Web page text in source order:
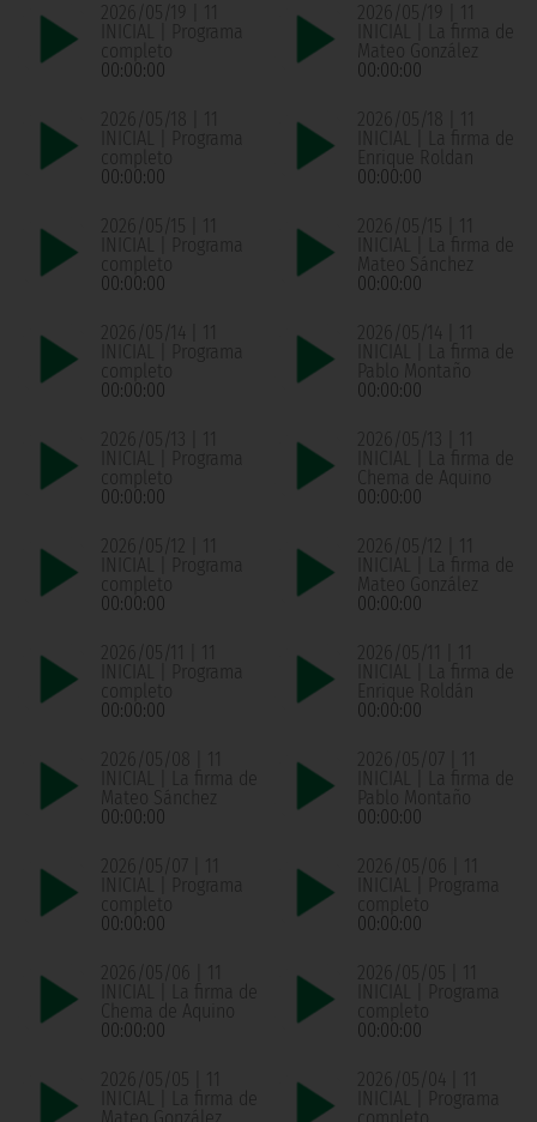
2026/05/19 | 11
INICIAL | Programa
completo
00:00:00
2026/05/19 | 11
INICIAL | La firma de
Mateo González
00:00:00
2026/05/18 | 11
INICIAL | Programa
completo
00:00:00
2026/05/18 | 11
INICIAL | La firma de
Enrique Roldan
00:00:00
2026/05/15 | 11
INICIAL | Programa
completo
00:00:00
2026/05/15 | 11
INICIAL | La firma de
Mateo Sánchez
00:00:00
2026/05/14 | 11
INICIAL | Programa
completo
00:00:00
2026/05/14 | 11
INICIAL | La firma de
Pablo Montaño
00:00:00
2026/05/13 | 11
INICIAL | Programa
completo
00:00:00
2026/05/13 | 11
INICIAL | La firma de
Chema de Aquino
00:00:00
2026/05/12 | 11
INICIAL | Programa
completo
00:00:00
2026/05/12 | 11
INICIAL | La firma de
Mateo González
00:00:00
2026/05/11 | 11
INICIAL | Programa
completo
00:00:00
2026/05/11 | 11
INICIAL | La firma de
Enrique Roldán
00:00:00
2026/05/08 | 11
INICIAL | La firma de
Mateo Sánchez
00:00:00
2026/05/07 | 11
INICIAL | La firma de
Pablo Montaño
00:00:00
2026/05/07 | 11
INICIAL | Programa
completo
00:00:00
2026/05/06 | 11
INICIAL | Programa
completo
00:00:00
2026/05/06 | 11
INICIAL | La firma de
Chema de Aquino
00:00:00
2026/05/05 | 11
INICIAL | Programa
completo
00:00:00
2026/05/05 | 11
INICIAL | La firma de
2026/05/04 | 11
INICIAL | Programa